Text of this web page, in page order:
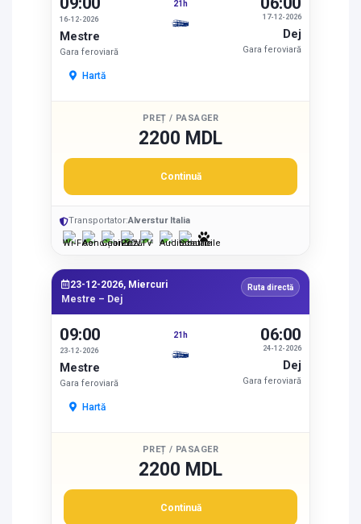
16-12-2026
Mestre
Gara feroviară
Hartă
21h
17-12-2026
Dej
Gara feroviară
PREȚ / PASAGER
2200 MDL
Continuă
Transportator:Alverstur Italia
23-12-2026, Miercuri
Mestre – Dej
Ruta directă
09:00
23-12-2026
Mestre
Gara feroviară
Hartă
21h
24-12-2026
06:00
Dej
Gara feroviară
PREȚ / PASAGER
2200 MDL
Continuă